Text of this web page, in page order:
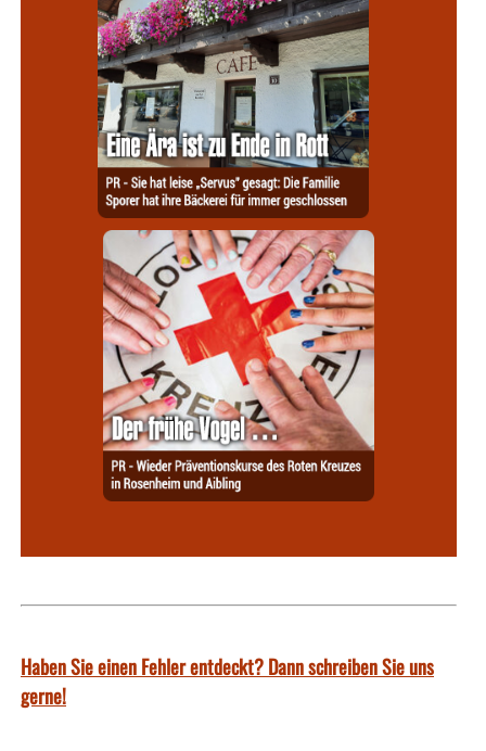
Haben Sie einen Fehler entdeckt? Dann schreiben Sie uns
gerne!